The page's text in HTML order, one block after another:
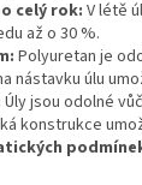
celý rok:V létě
až o 30 %.
Polyuretan je
nástavku úlu
Úly jsou odolné
konstrukce